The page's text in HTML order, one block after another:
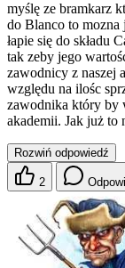
myślę ze bramkarz
do Blanco to mozna
łapie się do składu
tak zeby jego
zawodnicy z naszej
względu na ilośc
zawodnika który by
akademii. Jak już to
Rozwiń odpowiedź
2